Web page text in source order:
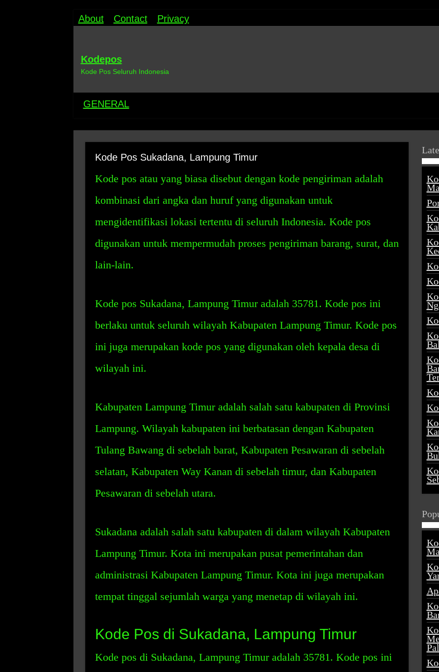
About Contact Privacy
Kodepos
Kode Pos Seluruh Indonesia
GENERAL
Kode Pos Sukadana, Lampung Timur
Kode pos atau yang biasa disebut dengan kode pengiriman adalah
kombinasi dari angka dan huruf yang digunakan untuk
mengidentifikasi lokasi tertentu di seluruh Indonesia. Kode pos
digunakan untuk mempermudah proses pengiriman barang, surat, dan
lain-lain.
Kode pos Sukadana, Lampung Timur adalah 35781. Kode pos ini
berlaku untuk seluruh wilayah Kabupaten Lampung Timur. Kode pos
ini juga merupakan kode pos yang digunakan oleh kepala desa di
wilayah ini.
Kabupaten Lampung Timur adalah salah satu kabupaten di Provinsi
Lampung. Wilayah kabupaten ini berbatasan dengan Kabupaten
Tulang Bawang di sebelah barat, Kabupaten Pesawaran di sebelah
selatan, Kabupaten Way Kanan di sebelah timur, dan Kabupaten
Pesawaran di sebelah utara.
Sukadana adalah salah satu kabupaten di dalam wilayah Kabupaten
Lampung Timur. Kota ini merupakan pusat pemerintahan dan
administrasi Kabupaten Lampung Timur. Kota ini juga merupakan
tempat tinggal sejumlah warga yang menetap di wilayah ini.
Kode Pos di Sukadana, Lampung Timur
Kode pos di Sukadana, Lampung Timur adalah 35781. Kode pos ini